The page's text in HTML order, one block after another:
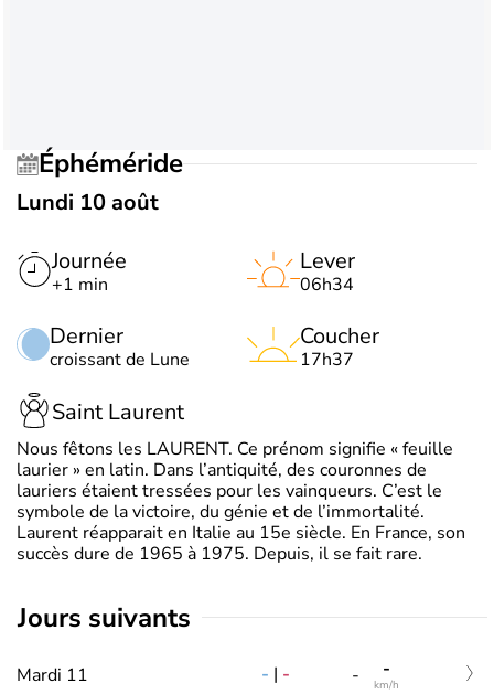
Éphéméride
Lundi 10 août
Journée
+1 min
Dernier
croissant de Lune
Lever
06h34
Coucher
17h37
Saint Laurent
Nous fêtons les LAURENT. Ce prénom signifie « feuille
laurier » en latin. Dans l’antiquité, des couronnes de
lauriers étaient tressées pour les vainqueurs. C’est le
symbole de la victoire, du génie et de l’immortalité.
Laurent réapparait en Italie au 15e siècle. En France, son
succès dure de 1965 à 1975. Depuis, il se fait rare.
jours suivants
Mardi 11 - | - - -
km/h